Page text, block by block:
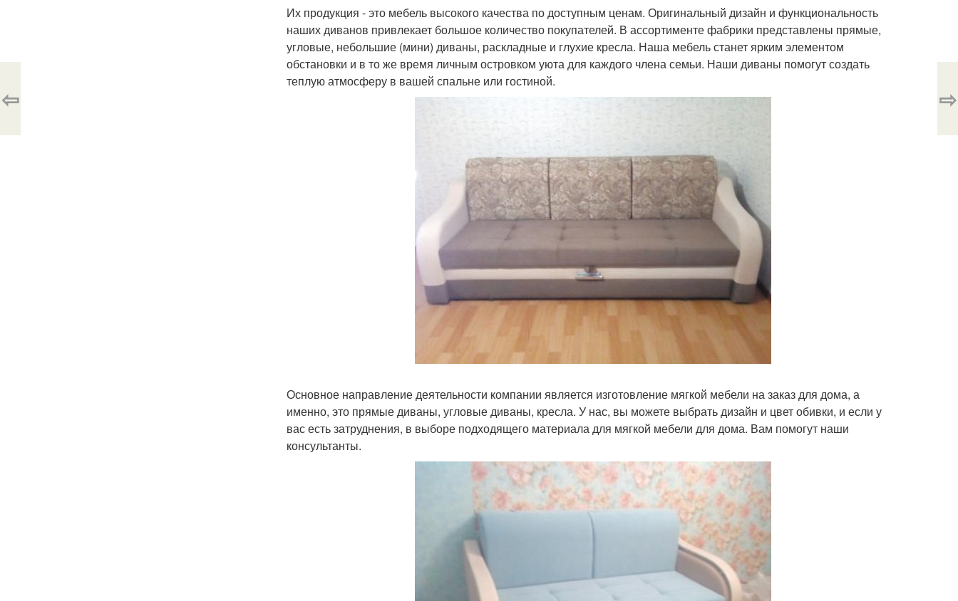
Их продукция - это мебель высокого качества по доступным ценам. Оригинальный дизайн и функциональность
наших диванов привлекает большое количество покупателей. В ассортименте фабрики представлены прямые,
угловые, небольшие (мини) диваны, раскладные и глухие кресла. Наша мебель станет ярким элементом
обстановки и в то же время личным островком уюта для каждого члена семьи. Наши диваны помогут создать
теплую атмосферу в вашей спальне или гостиной.
Основное направление деятельности компании является изготовление мягкой мебели на заказ для дома, а
именно, это прямые диваны, угловые диваны, кресла. У нас, вы можете выбрать дизайн и цвет обивки, и если у
вас есть затруднения, в выборе подходящего материала для мягкой мебели для дома. Вам помогут наши
консультанты.
⇦ ⇨